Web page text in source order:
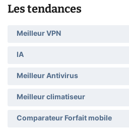
Les tendances
Meilleur VPN
IA
Meilleur Antivirus
Meilleur climatiseur
Comparateur Forfait mobile